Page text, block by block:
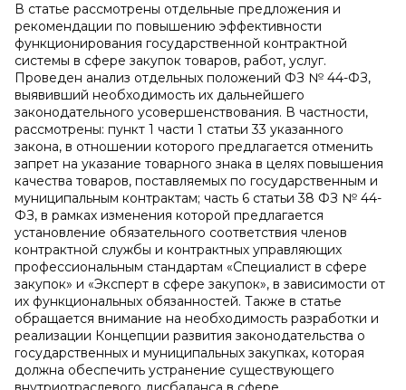
В статье рассмотрены отдельные предложения и
рекомендации по повышению эффективности
функционирования государственной контрактной
системы в сфере закупок товаров, работ, услуг.
Проведен анализ отдельных положений ФЗ № 44-ФЗ,
выявивший необходимость их дальнейшего
законодательного усовершенствования. В частности,
рассмотрены: пункт 1 части 1 статьи 33 указанного
закона, в отношении которого предлагается отменить
запрет на указание товарного знака в целях повышения
качества товаров, поставляемых по государственным и
муниципальным контрактам; часть 6 статьи 38 ФЗ № 44-
ФЗ, в рамках изменения которой предлагается
установление обязательного соответствия членов
контрактной службы и контрактных управляющих
профессиональным стандартам «Специалист в сфере
закупок» и «Эксперт в сфере закупок», в зависимости от
их функциональных обязанностей. Также в статье
обращается внимание на необходимость разработки и
реализации Концепции развития законодательства о
государственных и муниципальных закупках, которая
должна обеспечить устранение существующего